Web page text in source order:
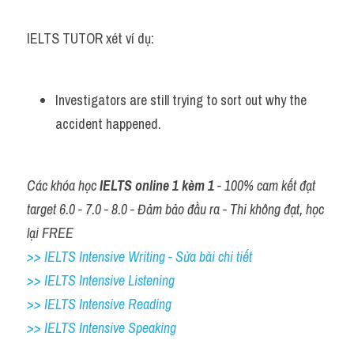
IELTS TUTOR xét ví dụ:
Investigators are still trying to sort out why the
accident happened.
Các khóa học IELTS online 1 kèm 1 - 100% cam kết đạt
target 6.0 - 7.0 - 8.0 - Đảm bảo đầu ra - Thi không đạt, học
lại FREE
>> IELTS Intensive Writing - Sửa bài chi tiết
>> IELTS Intensive Listening
>> IELTS Intensive Reading
>> IELTS Intensive Speaking